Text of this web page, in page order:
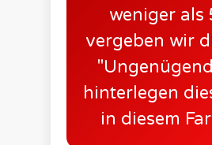
weniger als
vergeben wir
hinterlegen
in diesem